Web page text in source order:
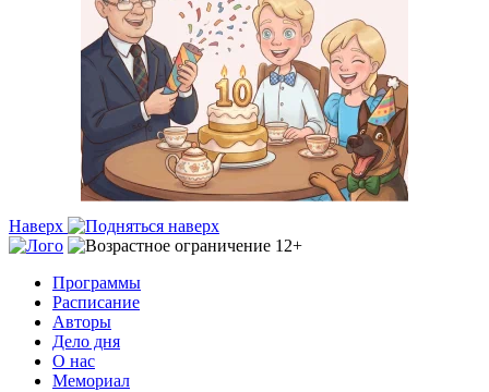
Наверх
Программы
Расписание
Авторы
Дело дня
О нас
Мемориал